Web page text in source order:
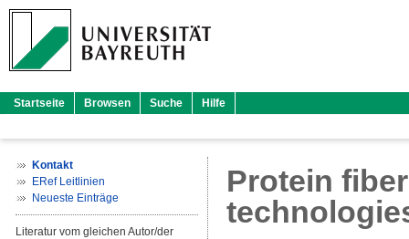
Startseite Browsen Suche Hilfe
Kontakt
ERef Leitlinien
Neueste Einträge
Literatur vom gleichen Autor/der
Protein